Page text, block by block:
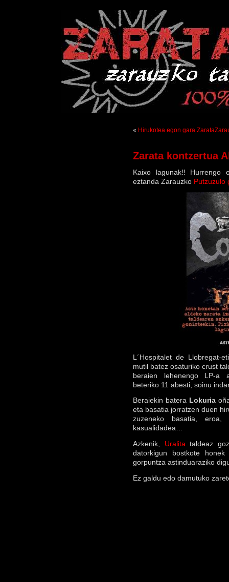
« Hirukotea egon gara
Zarata kontzertua
Kaixo lagunak!! Hurrengo
eztanda Zarauzko Putzuzulo
L´Hospitalet de Llobregat-
mutil batez osaturiko crust
beraien lehenengo LP-a
beteriko 11 abesti, soinu
Beraiekin batera Lokuria
eta basatia jorratzen duen
zuzeneko basatia,
kasualidadea…
Azkenik, Uralita taldeaz
datorkigun bostkote
gorpuntza astinduaraziko
Ez galdu edo damutuko